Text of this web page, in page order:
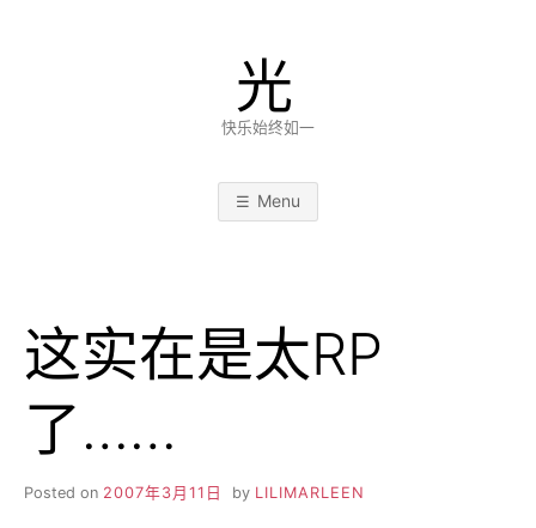
光
快乐始终如一
Menu
这实在是太RP
了……
Posted on 2007年3月11日 by LILIMARLEEN